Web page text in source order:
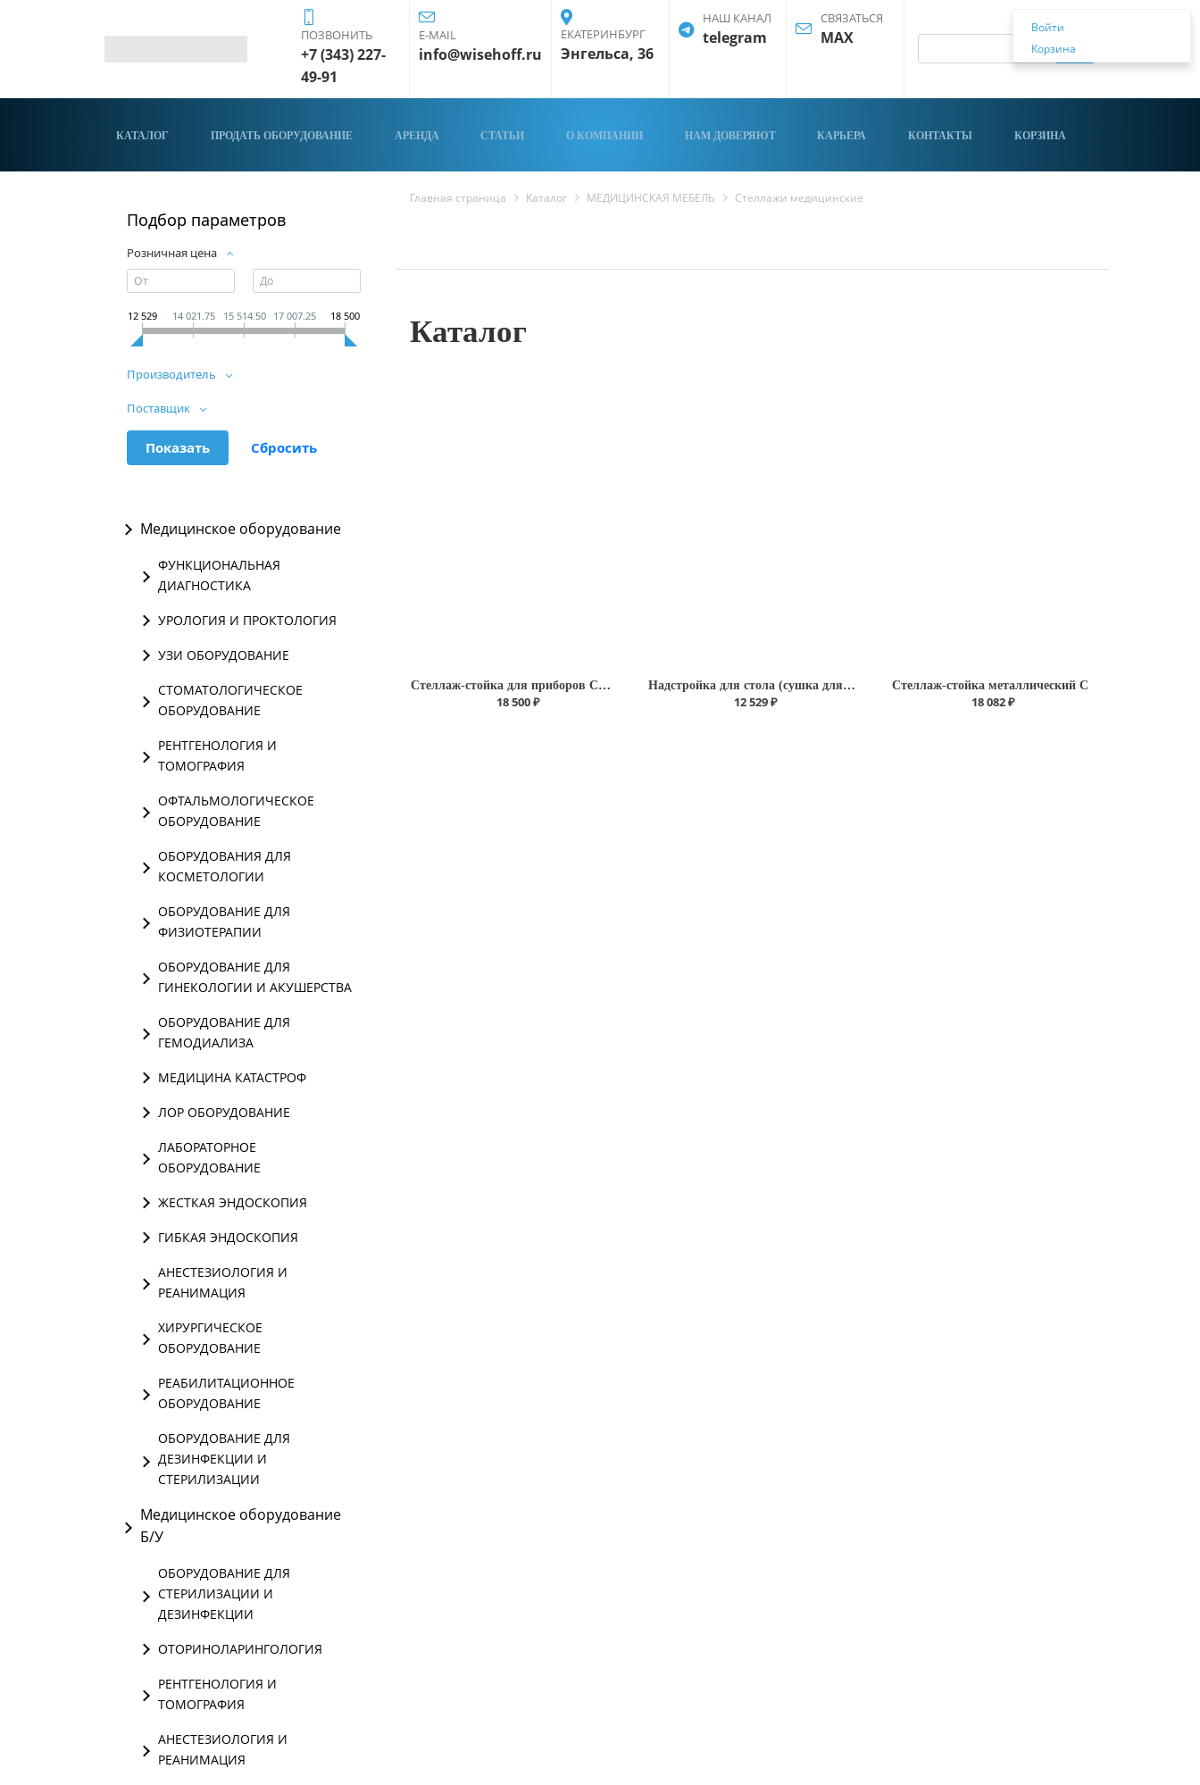
ПОЗВОНИТЬ
+7 (343) 227-
49-91
E-MAIL
info@wisehoff.ru
ЕКАТЕРИНБУРГ
Энгельса, 36
НАШ КАНАЛ
telegram
СВЯЗАТЬСЯ
MAX
КАТАЛОГ ПРОДАТЬ ОБОРУДОВАНИЕ АРЕНДА СТАТЬИ О КОМПАНИИ НАМ ДОВЕРЯЮТ КАРЬЕРА КОНТАКТЫ КОРЗИНА
Подбор параметров
Розничная цена
12 529 14 021.75 15 514.50 17 007.25 18 500
Производитель
Поставщик
Медицинское оборудование
ФУНКЦИОНАЛЬНАЯ
ДИАГНОСТИКА
УРОЛОГИЯ И ПРОКТОЛОГИЯ
УЗИ ОБОРУДОВАНИЕ
СТОМАТОЛОГИЧЕСКОЕ
ОБОРУДОВАНИЕ
РЕНТГЕНОЛОГИЯ И
ТОМОГРАФИЯ
ОФТАЛЬМОЛОГИЧЕСКОЕ
ОБОРУДОВАНИЕ
ОБОРУДОВАНИЯ ДЛЯ
КОСМЕТОЛОГИИ
ОБОРУДОВАНИЕ ДЛЯ
ФИЗИОТЕРАПИИ
ОБОРУДОВАНИЕ ДЛЯ
ГИНЕКОЛОГИИ И АКУШЕРСТВА
ОБОРУДОВАНИЕ ДЛЯ
ГЕМОДИАЛИЗА
МЕДИЦИНА КАТАСТРОФ
ЛОР ОБОРУДОВАНИЕ
ЛАБОРАТОРНОЕ
ОБОРУДОВАНИЕ
ЖЕСТКАЯ ЭНДОСКОПИЯ
ГИБКАЯ ЭНДОСКОПИЯ
АНЕСТЕЗИОЛОГИЯ И
РЕАНИМАЦИЯ
ХИРУРГИЧЕСКОЕ
ОБОРУДОВАНИЕ
РЕАБИЛИТАЦИОННОЕ
ОБОРУДОВАНИЕ
ОБОРУДОВАНИЕ ДЛЯ
ДЕЗИНФЕКЦИИ И
СТЕРИЛИЗАЦИИ
Медицинское оборудование
Б/У
ОБОРУДОВАНИЕ ДЛЯ
СТЕРИЛИЗАЦИИ И
ДЕЗИНФЕКЦИИ
ОТОРИНОЛАРИНГОЛОГИЯ
РЕНТГЕНОЛОГИЯ И
ТОМОГРАФИЯ
АНЕСТЕЗИОЛОГИЯ И
РЕАНИМАЦИЯ
Главная страница Каталог МЕДИЦИНСКАЯ МЕБЕЛЬ Стеллажи медицинские
Каталог
Войти
Корзина
Стеллаж-стойка для приборов СММ.1.1
18 500 ₽
Надстройка для стола (сушка для посуды навесная) Н-13
12 529 ₽
Стеллаж-стойка металлический С
18 082 ₽